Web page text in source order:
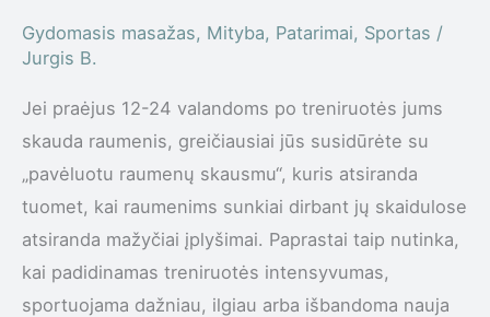
Gydomasis masažas, Mityba, Patarimai, Sportas /
Jurgis B.
Jei praėjus 12-24 valandoms po treniruotės jums
skauda raumenis, greičiausiai jūs susidūrėte su
„pavėluotu raumenų skausmu“, kuris atsiranda
tuomet, kai raumenims sunkiai dirbant jų skaidulose
atsiranda mažyčiai įplyšimai. Paprastai taip nutinka,
kai padidinamas treniruotės intensyvumas,
sportuojama dažniau, ilgiau arba išbandoma nauja